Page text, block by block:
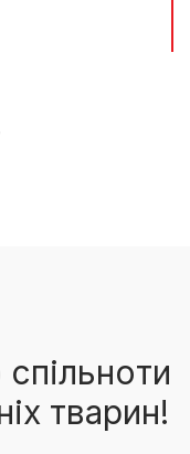
тварин!